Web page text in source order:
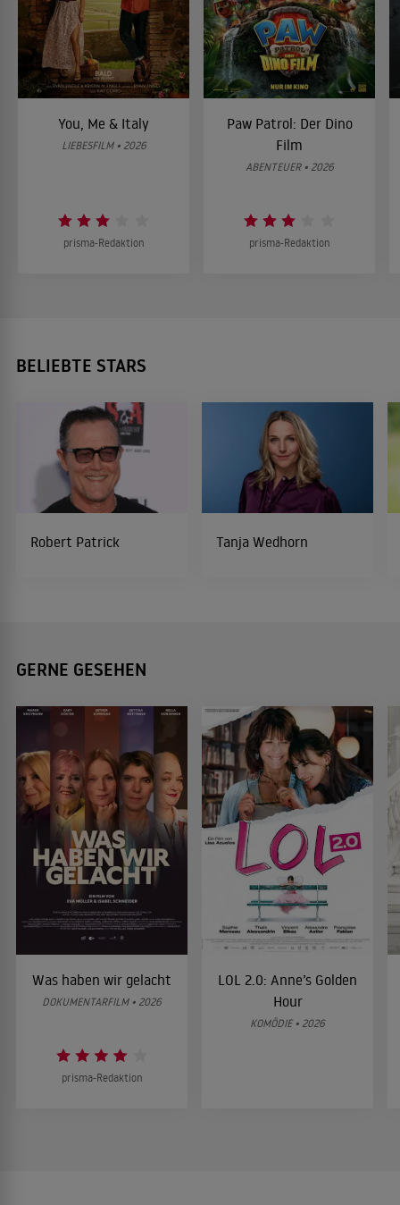
You, Me & Italy
LIEBESFILM • 2026
prisma-Redaktion
Paw Patrol: Der Dino
Film
ABENTEUER • 2026
prisma-Redaktion
BELIEBTE STARS
Robert Patrick Tanja Wedhorn
GERNE GESEHEN
Was haben wir gelacht
DOKUMENTARFILM • 2026
prisma-Redaktion
LOL 2.0: Anne’s Golden
Hour
KOMÖDIE • 2026